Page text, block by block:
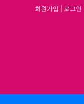
회원가입 로그인